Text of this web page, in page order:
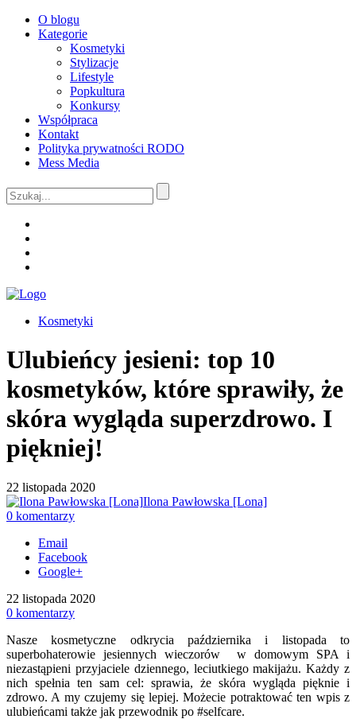
O blogu
Kategorie
Kosmetyki
Stylizacje
Lifestyle
Popkultura
Konkursy
Współpraca
Kontakt
Polityka prywatności RODO
Mess Media
Kosmetyki
Ulubieńcy jesieni: top 10
kosmetyków, które sprawiły, że
skóra wygląda superzdrowo. I
piękniej!
22 listopada 2020
Ilona Pawłowska [Lona]
0 komentarzy
Email
Facebook
Google+
22 listopada 2020
0 komentarzy
Nasze kosmetyczne odkrycia października i listopada to
superbohaterowie jesiennych wieczorów w domowym SPA i
niezastąpieni przyjaciele dziennego, leciutkiego makijażu. Każdy z
nich spełnia ten sam cel: sprawia, że skóra wygląda pięknie i
zdrowo. A my czujemy się lepiej. Możecie potraktować ten wpis z
ulubieńcami także jak przewodnik po #selfcare.